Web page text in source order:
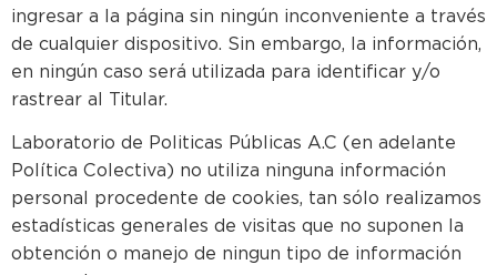
ingresar a la página sin ningún inconveniente a través
de cualquier dispositivo. Sin embargo, la información,
en ningún caso será utilizada para identificar y/o
rastrear al Titular.
Laboratorio de Politicas Públicas A.C (en adelante
Política Colectiva) no utiliza ninguna información
personal procedente de cookies, tan sólo realizamos
estadísticas generales de visitas que no suponen la
obtención o manejo de ningun tipo de información